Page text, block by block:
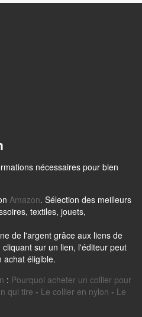
nécessaires pour bien
Amazon. Sélection des meilleurs
textiles, jouets,
de l'argent grâce aux liens de
sur un lien, l'éditeur peut
achat éligible.
: Pourquoi acheter un collier pour
qui tire - Le collier en nylon - Le